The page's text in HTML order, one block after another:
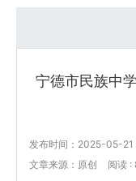
宁德市民族中
发布时间：2025-05-21
文章来源：原创
阅读 :